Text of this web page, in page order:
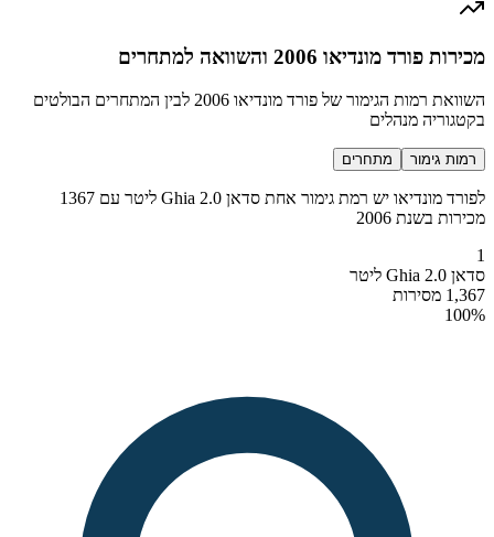
מכירות פורד מונדיאו 2006 והשוואה למתחרים
השוואת רמות הגימור של פורד מונדיאו 2006 לבין המתחרים הבולטים
בקטגוריה מנהלים
רמות גימור מתחרים
לפורד מונדיאו יש רמת גימור אחת סדאן Ghia 2.0 ליטר עם 1367
מכירות בשנת 2006
1
סדאן Ghia 2.0 ליטר
1,367 מסירות
100%